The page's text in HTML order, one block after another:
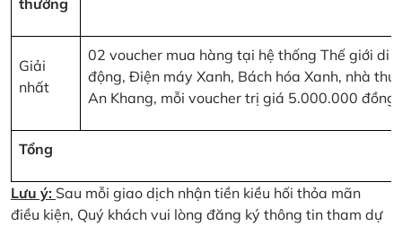
thưởng
Giải
nhất
02 voucher mua hàng tại hệ thống Thế giới di
động, Điện máy Xanh, Bách hóa Xanh, nhà
An Khang, mỗi voucher trị giá 5.000.000 đồng
Tổng
Lưu ý: Sau mỗi giao dịch nhận tiền kiều hối thỏa mãn
điều kiện, Quý khách vui lòng đăng ký thông tin tham dự